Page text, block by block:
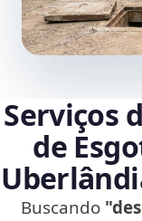
Serviços
de
Buscando